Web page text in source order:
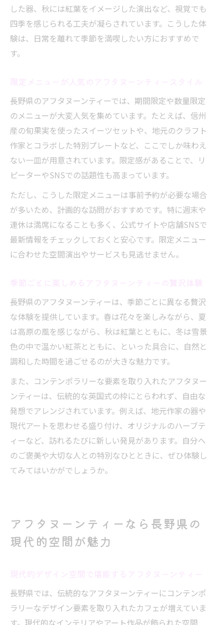
した器、秋には紅葉をイメージした演出など、視覚でも
四季を感じられる工夫が凝らされています。こうした体
験は、日常を離れて季節を満喫したい方におすすめで
す。
長野県のアフタヌーンティーでは、期間限定や数量限定
のメニューが大変人気を集めています。たとえば、信州
産の旬果実を使ったスイーツセットや、地元のクラフト
作家とコラボした特別プレートなど、ここでしか味わえ
ない一皿が用意されています。限定感があることで、リ
ピーターやSNSでの話題性も高まっています。
ただし、こうした限定メニューは事前予約が必要な場合
が多いため、計画的な訪問がおすすめです。特に週末や
連休は満席になることも多く、公式サイトや店舗SNSで
最新情報をチェックしておくと安心です。限定メニュー
に合わせた空間演出やサービスも見逃せません。
長野県のアフタヌーンティーは、季節ごとに異なる贅沢
な体験を提供しています。春は花々を楽しみながら、夏
は高原の風を感じながら、秋は紅葉とともに、冬は雪景
色の中で温かい紅茶とともに、といった具合に、自然と
調和した時間を過ごせるのが大きな魅力です。
また、コンテンポラリーな要素を取り入れたアフタヌー
ンティーは、伝統的な英国式の枠にとらわれず、自由な
発想でアレンジされています。例えば、地元作家の器や
現代アートを思わせる盛り付け、オリジナルのハーブテ
ィーなど、訪れるたびに新しい発見があります。自分へ
のご褒美や大切な人との特別なひとときに、ぜひ体験し
てみてはいかがでしょうか。
アフタヌーンティーなら長野県の
現代的空間が魅力
長野県では、伝統的なアフタヌーンティーにコンテンポ
ラリーなデザイン要素を取り入れたカフェが増えていま
す。現代的なインテリアやアート作品が飾られた空間